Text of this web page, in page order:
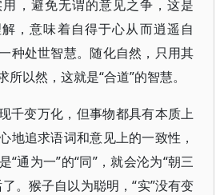
，避免无谓的意见之争，这是
，意味着自得于心从而逍遥自
种处世智慧。随化自然，只用其
以然，这就是“合道”的智慧。
千变万化，但事物都具有本质上
地追求语词和意见上的一致性，
“通为一”的“同”，就会沦为“朝三
。猴子自以为聪明，“实”没有变